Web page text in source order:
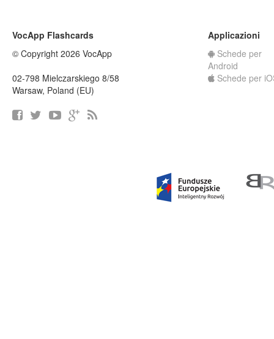
VocApp Flashcards
© Copyright 2026 VocApp
02-798 Mielczarskiego 8/58
Warsaw, Poland (EU)
Applicazioni
Schede per
Android
Schede per